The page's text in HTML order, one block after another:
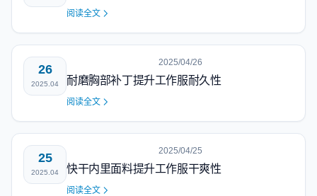
阅读全文
26
2025.04
2025/04/26
耐磨胸部补丁提升工作服耐久性
阅读全文
25
2025.04
2025/04/25
快干内里面料提升工作服干爽性
阅读全文